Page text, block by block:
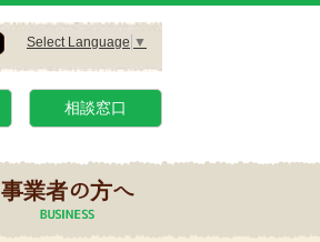
Select Language ▼
相談窓口
事業者の方へ